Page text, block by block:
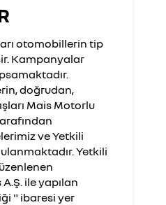
otomobillerin tip
Kampanyalar
doğrudan,
Mais Motorlu
ve Yetkili
Yetkili
ile yapılan
" ibaresi yer